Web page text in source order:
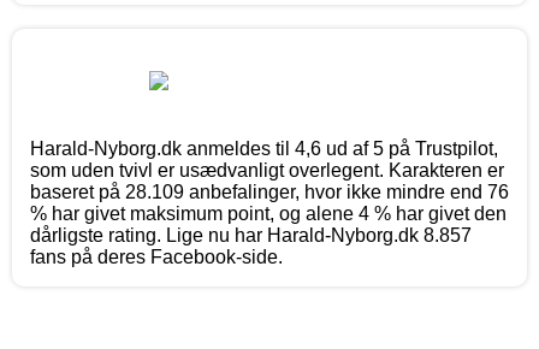
Harald-Nyborg.dk anmeldes til 4,6 ud af 5 på Trustpilot,
som uden tvivl er usædvanligt overlegent. Karakteren er
baseret på 28.109 anbefalinger, hvor ikke mindre end 76
% har givet maksimum point, og alene 4 % har givet den
dårligste rating. Lige nu har Harald-Nyborg.dk 8.857
fans på deres Facebook-side.